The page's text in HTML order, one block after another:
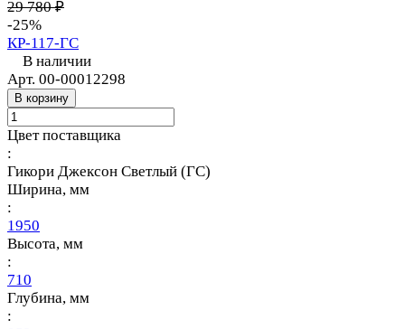
29 780 ₽
-25%
КР-117-ГС
В наличии
Арт. 00-00012298
В корзину
Цвет поставщика
:
Гикори Джексон Светлый (ГС)
Ширина, мм
:
1950
Высота, мм
:
710
Глубина, мм
: